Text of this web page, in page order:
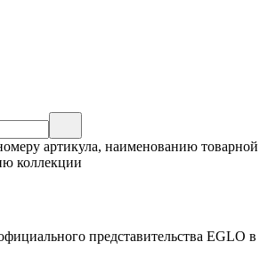
артикула, наименованию товарной
коллекции
представительства EGLO в